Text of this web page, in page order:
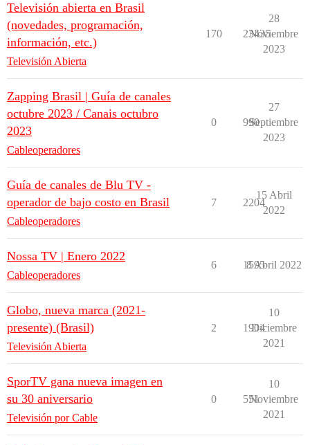
Televisión abierta en Brasil
(novedades, programación,
información, etc.)
Televisión Abierta
170 23435
28
Noviembre
2023
Zapping Brasil | Guía de canales
octubre 2023 / Canais octubro
2023
Cableoperadores
0 990
27
Septiembre
2023
Guía de canales de Blu TV -
operador de bajo costo en Brasil
Cableoperadores
7 2204
15 Abril
2022
Nossa TV | Enero 2022
Cableoperadores
6 1595
8 Abril 2022
Globo, nueva marca (2021-
presente) (Brasil)
Televisión Abierta
2 1904
10
Diciembre
2021
SporTV gana nueva imagen en
su 30 aniversario
Televisión por Cable
0 551
10
Noviembre
2021